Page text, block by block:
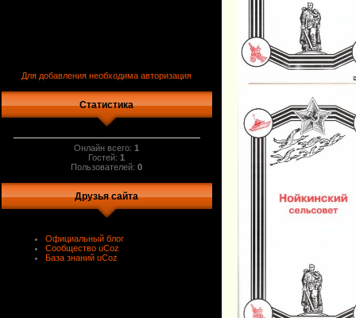
Для добавления необходима авторизация
Статистика
Онлайн всего:1
Гостей:1
Пользователей:0
Друзья сайта
Официальный блог
Сообщество uCoz
База знаний uCoz